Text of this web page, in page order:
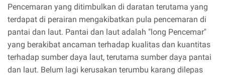
Pencemaran yang ditimbulkan di daratan terutama yang
terdapat di perairan mengakibatkan pula pencemaran di
pantai dan laut. Pantai dan laut adalah "long Pencemar"
yang berakibat ancaman terhadap kualitas dan kuantitas
terhadap sumber daya laut, terutama sumber daya pantai
dan laut. Belum lagi kerusakan terumbu karang dilepas